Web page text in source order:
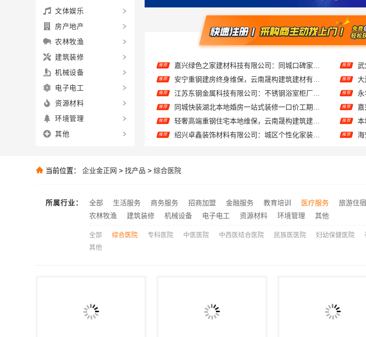
推荐 安宁重钢建房终身维保，云南晟构建筑建材有限公司
推荐 江苏东钢金属科技有限公司：不锈钢浴室柜厂家江浙沪加盟
推荐 同城快装湖北本地婚房一站式装修一口价工期保障
推荐 轻奢高端重钢住宅本地维保，云南晟构建筑建材有限公司售后
推荐 绍兴卓鑫装饰材料有限公司：城区个性化家装免费上门量房
推荐 海安一站式装修公司价格，南通宏域全宅装饰建材有限公司报价透明
推荐 五华一站式装修公司对比？云南至高新型建材有限公司优势明显
推荐
推荐
推荐 嘉
推荐 本
推荐
推荐 嘉
推荐
文体娱乐
房产地产
农林牧渔
建筑装修
机械设备
电子电工
资源材料
环境管理
其他
当前位置： 企业金正网 > 找产品 > 综合医院
所属行业： 全部 生活服务 商务服务 招商加盟 金融服务 教育培训 医疗服务 旅游住宿
农林牧渔
建筑装修 机械设备 电子电工 资源材料 环境管理 其他
全部 综合医院 专科医院 中医医院 中西医结合医院 民族医医院 妇幼保健医院
其他